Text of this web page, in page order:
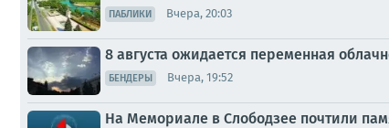
ПАБЛИКИ Вчера, 20:03
8 августа ожидается переменная
БЕНДЕРЫ Вчера, 19:52
На Мемориале в Слободзее почтили